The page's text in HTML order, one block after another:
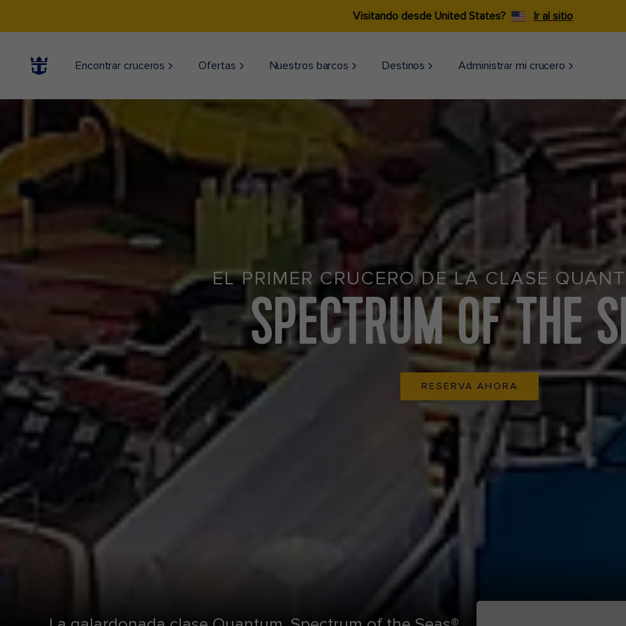
Visitando desde United States? Ir al sitio
Encontrar cruceros Ofertas Nuestros barcos Destinos Administrar mi crucero
EL PRIMER CRUCERO DE LA CLASE
SPECTRUM OF THE
RESERVA AHORA